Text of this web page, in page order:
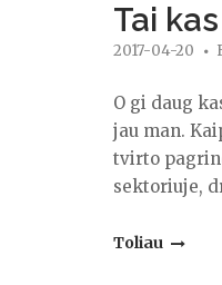
Tai
2017-04-20
O gi daug
jau man.
tvirto
sektoriuje,
"Tai
Toliau